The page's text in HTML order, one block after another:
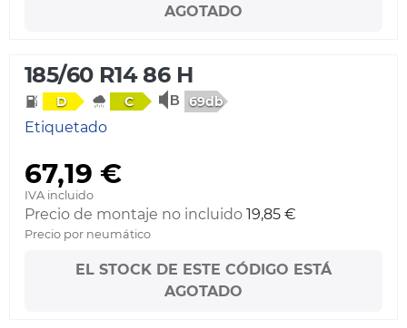
AGOTADO
185/60 R14 86 H
D C 69db
Etiquetado
67,19 €
IVA incluido
Precio de montaje no incluido 19,85 €
Precio por neumático
EL STOCK DE ESTE CÓDIGO ESTÁ
AGOTADO